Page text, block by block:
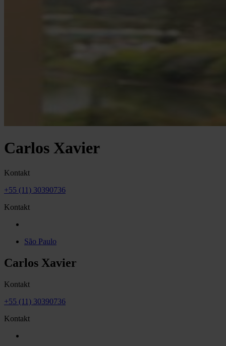
Carlos Xavier
Kontakt
+55 (11) 30390736
Kontakt
São Paulo
Carlos Xavier
Kontakt
+55 (11) 30390736
Kontakt